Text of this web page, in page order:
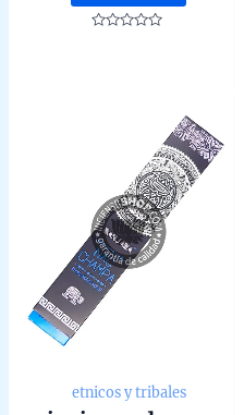
etnicos y tribales